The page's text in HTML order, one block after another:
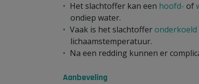
Het slachtoffer kan een hoofd- of
ondiep water.
Vaak is het slachtofferonderkoeld
lichaamstemperatuur.
Na een redding kunnen er
Aanbeveling